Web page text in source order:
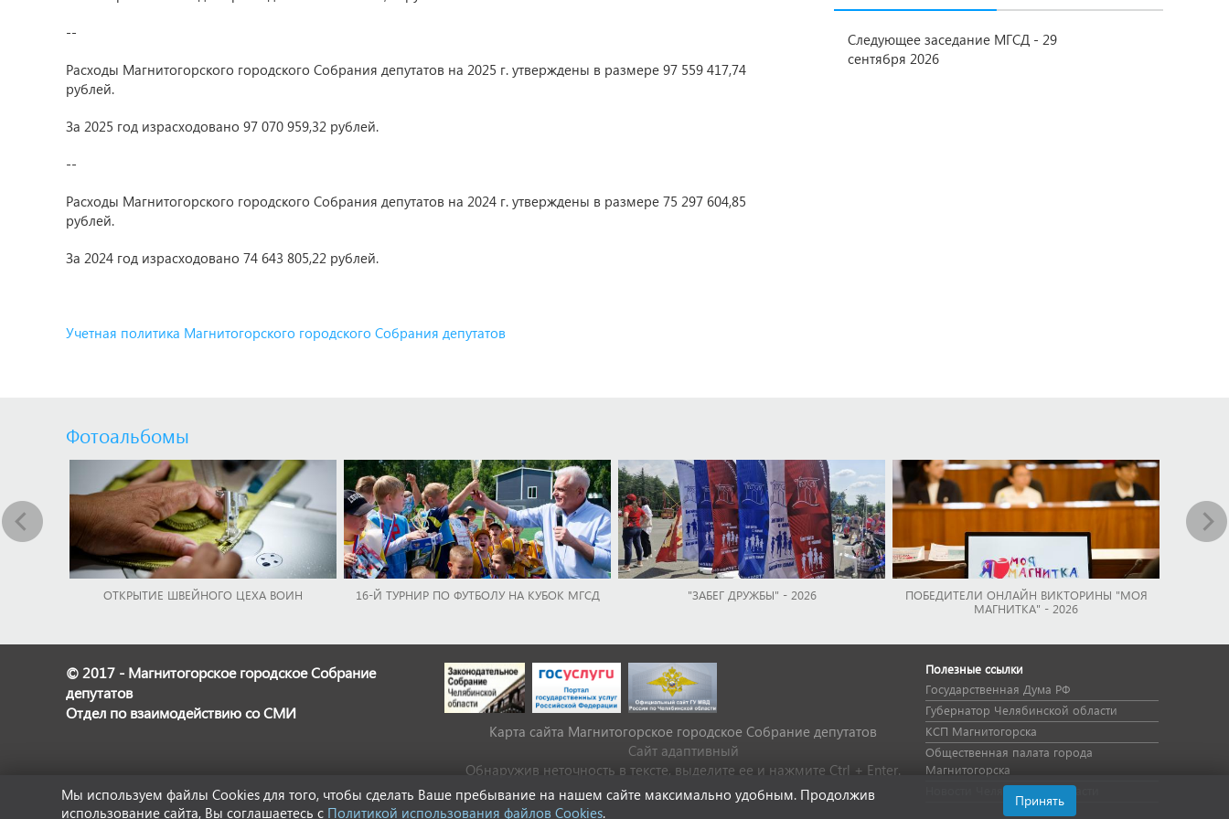
--
Расходы Магнитогорского городского Собрания депутатов на 2025 г. утверждены в размере 97 559 417,74
рублей.
За 2025 год израсходовано 97 070 959,32 рублей.
--
Расходы Магнитогорского городского Собрания депутатов на 2024 г. утверждены в размере 75 297 604,85
рублей.
За 2024 год израсходовано 74 643 805,22 рублей.
Учетная политика Магнитогорского городского Собрания депутатов
Следующее заседание МГСД - 29
сентября 2026
Фотоальбомы
ОТКРЫТИЕ ШВЕЙНОГО ЦЕХА ВОИН 16-Й ТУРНИР ПО ФУТБОЛУ НА КУБОК МГСД "ЗАБЕГ ДРУЖБЫ" - 2026
ПОБЕДИТЕЛИ ОНЛАЙН ВИКТОРИНЫ "МОЯ
МАГНИТКА" - 2026
© 2017 - Магнитогорское городское Собрание
депутатов
Отдел по взаимодействию со СМИ
Карта сайта Магнитогорское городское Cобрание депутатов
Сайт адаптивный
Обнаружив неточность в тексте, выделите ее и нажмите Ctrl + Enter.
Полезные ссылки
Государственная Дума РФ
Губернатор Челябинской области
КСП Магнитогорска
Общественная палата города
Магнитогорска
Новости Челябинской области
Мы используем файлы Cookies для того, чтобы сделать Ваше пребывание на нашем сайте максимально удобным. Продолжив
использование сайта, Вы соглашаетесь с Политикой использования файлов Cookies.
Принять